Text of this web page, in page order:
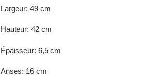
Largeur: 49 cm
Hauteur: 42 cm
Épaisseur: 6,5 cm
Anses: 16 cm